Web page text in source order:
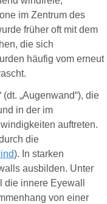
im Zentrum des
früher oft mit dem
die sich
häufig vom erneut
(dt. „Augenwand“), die
in der im
auftreten.
die
). In starken
ausbilden. Unter
innere Eyewall
von einer